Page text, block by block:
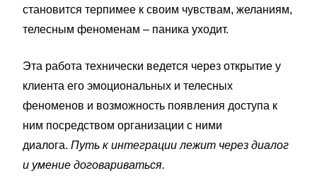
становится терпимее к своим чувствам, желаниям,
телесным феноменам – паника уходит.
Эта работа технически ведется через открытие у
клиента его эмоциональных и телесных
феноменов и возможность появления доступа к
ним посредством организации с ними
диалога. Путь к интеграции лежит через диалог
и умение договариваться.